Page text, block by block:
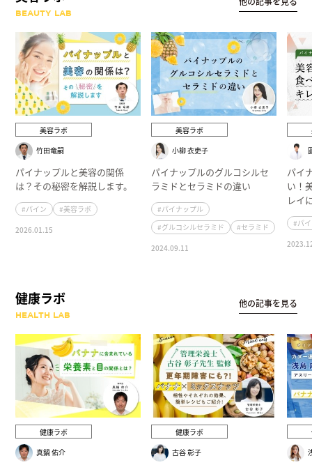
BEAUTY LAB
美容ラボ
竹田竜嗣
パイナップルと美容の関係
は？その秘密を解説します。
#パイン
#美容ラボ
2026.01.15
美容ラボ
小柳 衣吏子
パイナップルのグルコシルセ
ラミドとセラミドの違い
#パイナップル
#グルコシルセラミド
#セラミド
2024.09.11
パイ
い！
レイ
#パ
健康ラボ
HEALTH LAB
他の記事を見る
健康ラボ
真鍋 佑介
健康ラボ
古谷 彰子